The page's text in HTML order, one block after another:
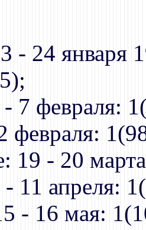
- 24 января
- 7 февраля:
февраля:
19 - 20
- 11 апреля:
- 16 мая: